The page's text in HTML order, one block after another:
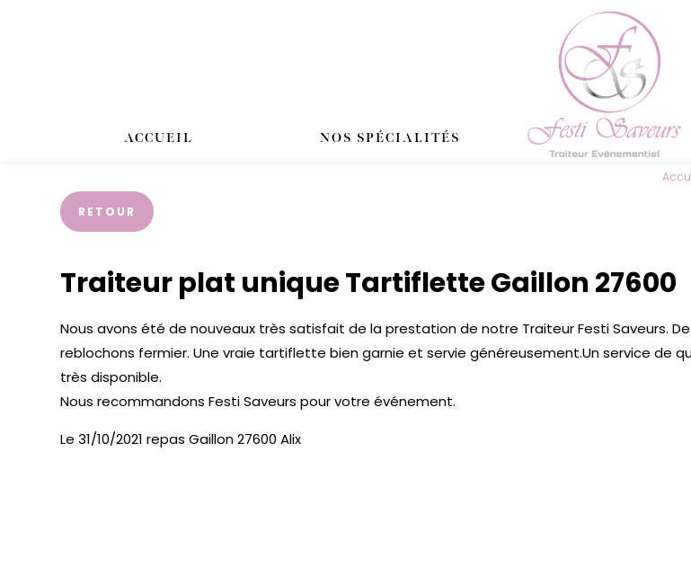
ACCUEIL NOS SPÉCIALITÉS
RETOUR
Traiteur plat unique Tartiflette Gaillon 27600
Nous avons été de nouveaux très satisfait de la prestation de notre Traiteur Festi Saveurs.
reblochons fermier. Une vraie tartiflette bien garnie et servie généreusement.Un service de
très disponible.
Nous recommandons Festi Saveurs pour votre événement.
Le 31/10/2021 repas Gaillon 27600 Alix